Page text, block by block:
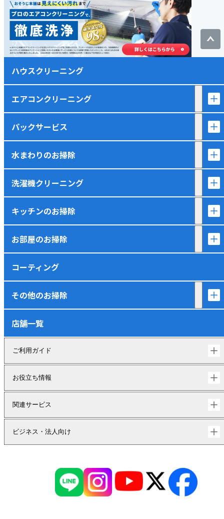
ハウスクリーニング
エアコンクリーニング
パックサービス
水まわりのお掃除
洗濯機クリーニング
キッチンのお掃除
お部屋のお掃除
コーティング
その他のお掃除
店舗一覧
ご利用ガイド
お役立ち情報
関連サービス
ビジネス・法人向け